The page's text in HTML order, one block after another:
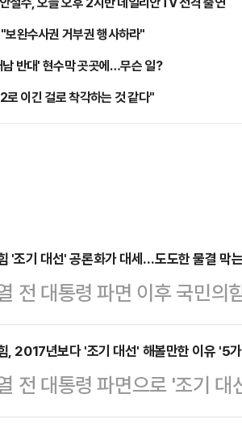
완수사권 거부권 행사하라"
반대' 현수막 곳곳에…무슨 일?
이긴 걸로 착각하는 것 같다"
'조기 대선' 공론화가 대세…도도한 물결 막
전 대통령 파면 이후 국민의
물결을 이루고 있다. 대선후
사 발언까지 나왔다.이에 '3
론화하며 전열을 가다듬어
선'에 지장을 주는 요소라
, 2017년보다 '조기 대선' 해볼만한 이유 '5
전 대통령 파면으로 '조기
령의 두 번째 파면으로 '여